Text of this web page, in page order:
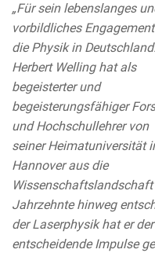
„Für sein lebenslanges
vorbildliches
die Physik in Deutschland.
Herbert Welling hat als
begeisterter und
begeisterungsfähiger
und Hochschullehrer von
seiner Heimatuniversität
Hannover aus die
Wissenschaftslandschaft
Jahrzehnte hinweg
der Laserphysik hat er
entscheidende Impulse